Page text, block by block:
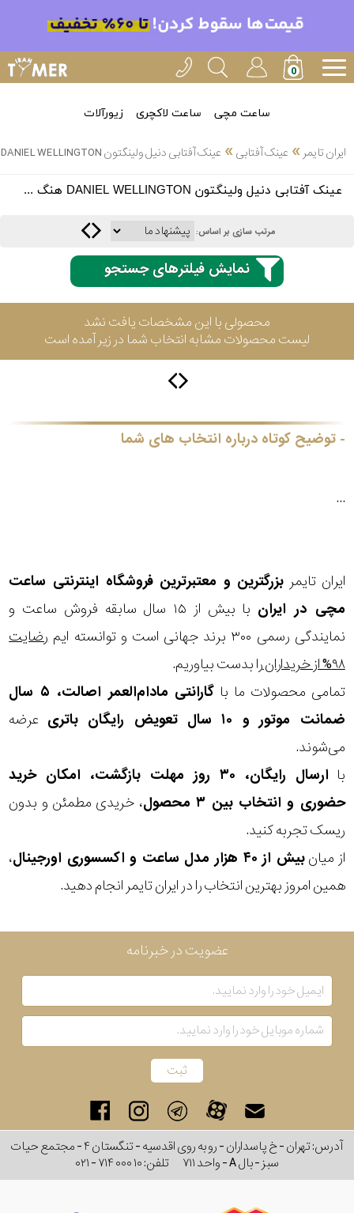
ساعت مچی ساعت لاکچری زیورآلات
ایران تایمر » عینک آفتابی» عینک آفتابی دنیل ولینگتون DANIEL WELLINGTON هنگ کنگ
عینک آفتابی دنیل ولینگتون DANIEL WELLINGTON هنگ کنگ
مرتب سازی بر اساس:
نمایش فیلترهای جستجو
محصولی با این مشخصات یافت نشد
لیست محصولات مشابه انتخاب شما در زیر آمده است
توضیح کوتاه درباره انتخاب های شما
...
ایران تایمر بزرگترین و معتبرترین فروشگاه اینترنتی ساعت
مچی در ایران
با بیش از ۱۵ سال سابقه فروش ساعت و
نمایندگی رسمی ۳۰۰ برند جهانی است و توانسته ایم
رضایت
۹۸% از خریداران
را بدست بیاوریم.
تمامی محصولات ما با
گارانتی مادام‌العمر اصالت، ۵ سال
ضمانت موتور و ۱۰ سال تعویض رایگان باتری
عرضه
می‌شوند.
با
ارسال رایگان، ۳۰ روز مهلت بازگشت، امکان خرید
حضوری و انتخاب بین ۳ محصول
، خریدی مطمئن و بدون
ریسک تجربه کنید.
از میانبیش از ۴۰ هزار مدل ساعت و اکسسوری اورجینال
،
همین امروز بهترین انتخاب را در ایران تایمر انجام دهید.
انتخاب
بین 3
ساعته
مناسب
برای
فرم
صورت
سبک
عدسی
رنگ
فریم
دسته
اصالت
کشور
عدسی
عضویت در خبرنامه
آدرس: تهران - خ پاسداران - رو به روی اقدسیه - تنگستان ۴ - مجتمع حیات
سبز - بال A - واحد ۷۱۱
تلفن:۰۲۱ - ۷۱۴ ۰۰۰ ۱۰